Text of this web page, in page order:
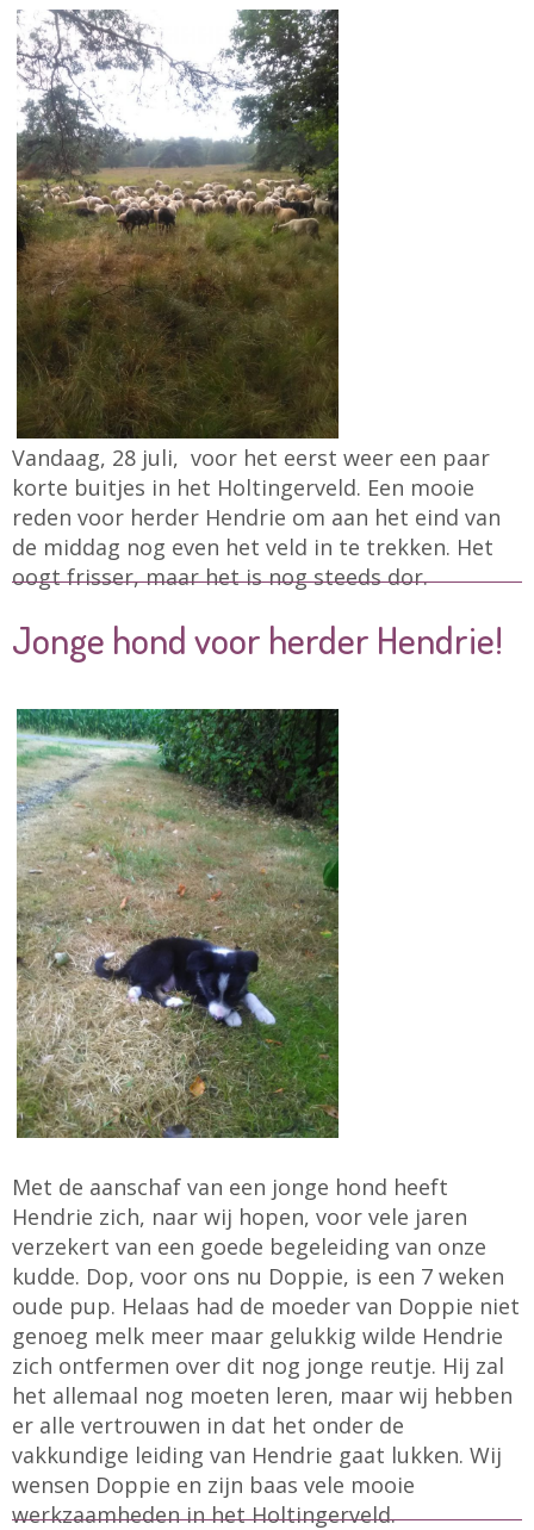
Vandaag, 28 juli, voor het eerst weer een paar
korte buitjes in het Holtingerveld. Een mooie
reden voor herder Hendrie om aan het eind van
de middag nog even het veld in te trekken. Het
oogt frisser, maar het is nog steeds dor.
Jonge hond voor herder Hendrie!
Met de aanschaf van een jonge hond heeft
Hendrie zich, naar wij hopen, voor vele jaren
verzekert van een goede begeleiding van onze
kudde. Dop, voor ons nu Doppie, is een 7 weken
oude pup. Helaas had de moeder van Doppie niet
genoeg melk meer maar gelukkig wilde Hendrie
zich ontfermen over dit nog jonge reutje. Hij zal
het allemaal nog moeten leren, maar wij hebben
er alle vertrouwen in dat het onder de
vakkundige leiding van Hendrie gaat lukken. Wij
wensen Doppie en zijn baas vele mooie
werkzaamheden in het Holtingerveld.